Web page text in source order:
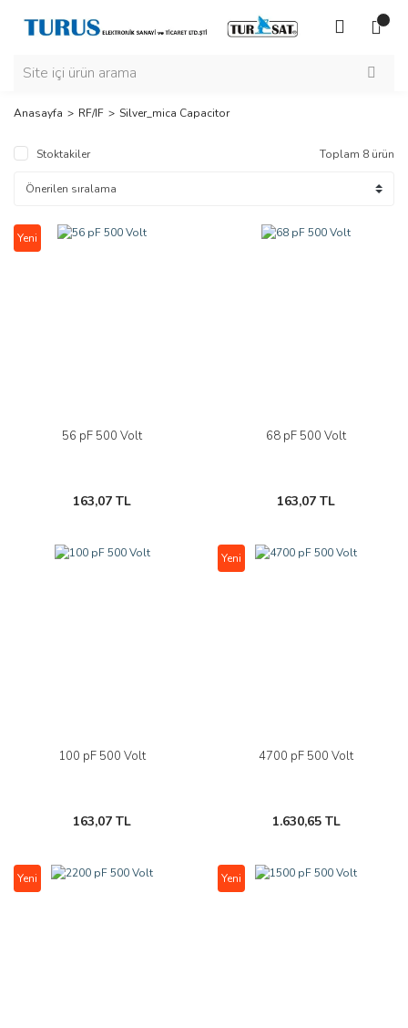
Anasayfa RF/IF Silver_mica Capacitor
Stoktakiler Toplam 8 ürün
Yeni
56 pF 500 Volt
163,07 TL
68 pF 500 Volt
163,07 TL
100 pF 500 Volt
163,07 TL
Yeni
4700 pF 500 Volt
1.630,65 TL
Yeni Yeni